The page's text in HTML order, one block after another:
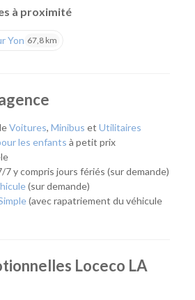
d'un large choix de véhicules.
véhicule pour quelques jours, notre
avec une solution adaptée. Son
Châtelaillon-Plage et les
?
une flotte complète pour répondre à
monospaces pour les vacances ou
à proximité
Yon 67,8 km
Voitures, Minibus et Utilitaires
les enfants à petit prix
y compris jours fériés (sur demande)
(sur demande)
(avec rapatriement du véhicule
Loceco LA